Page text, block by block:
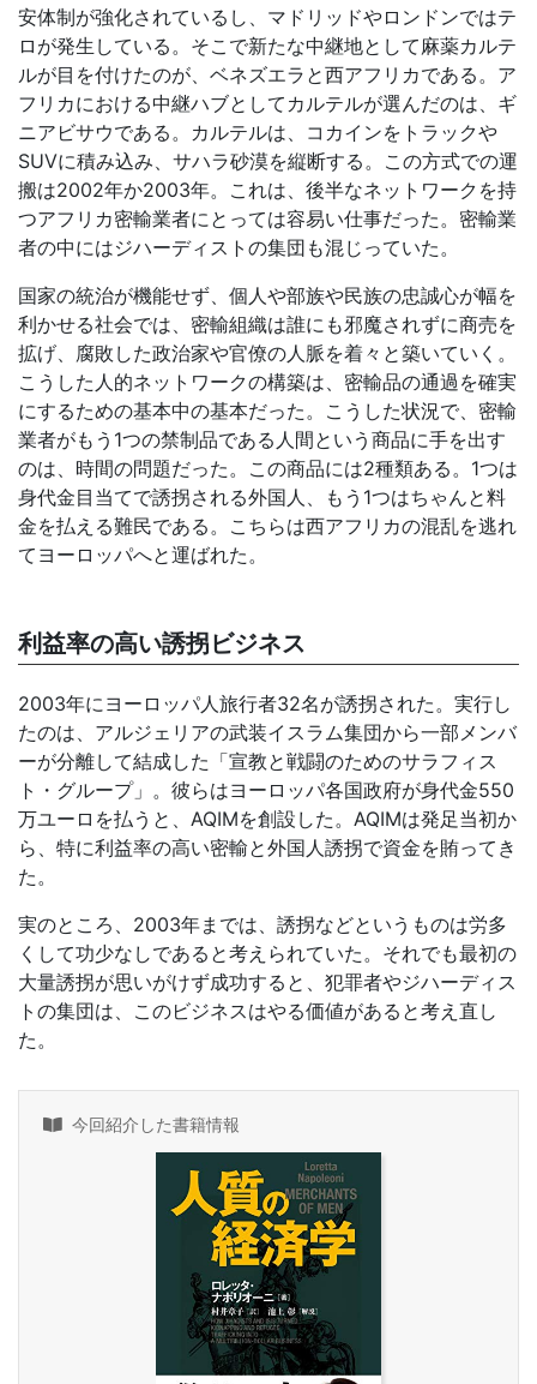
安体制が強化されているし、マドリッドやロンドンではテ
ロが発生している。そこで新たな中継地として麻薬カルテ
ルが目を付けたのが、ベネズエラと西アフリカである。ア
フリカにおける中継ハブとしてカルテルが選んだのは、ギ
ニアビサウである。カルテルは、コカインをトラックや
SUVに積み込み、サハラ砂漠を縦断する。この方式での運
搬は2002年か2003年。これは、後半なネットワークを持
つアフリカ密輸業者にとっては容易い仕事だった。密輸業
者の中にはジハーディストの集団も混じっていた。
国家の統治が機能せず、個人や部族や民族の忠誠心が幅を
利かせる社会では、密輸組織は誰にも邪魔されずに商売を
拡げ、腐敗した政治家や官僚の人脈を着々と築いていく。
こうした人的ネットワークの構築は、密輸品の通過を確実
にするための基本中の基本だった。こうした状況で、密輸
業者がもう1つの禁制品である人間という商品に手を出す
のは、時間の問題だった。この商品には2種類ある。1つは
身代金目当てで誘拐される外国人、もう1つはちゃんと料
金を払える難民である。こちらは西アフリカの混乱を逃れ
てヨーロッパへと運ばれた。
利益率の高い誘拐ビジネス
2003年にヨーロッパ人旅行者32名が誘拐された。実行し
たのは、アルジェリアの武装イスラム集団から一部メンバ
ーが分離して結成した「宣教と戦闘のためのサラフィス
ト・グループ」。彼らはヨーロッパ各国政府が身代金550
万ユーロを払うと、AQIMを創設した。AQIMは発足当初か
ら、特に利益率の高い密輸と外国人誘拐で資金を賄ってき
た。
実のところ、2003年までは、誘拐などというものは労多
くして功少なしであると考えられていた。それでも最初の
大量誘拐が思いがけず成功すると、犯罪者やジハーディス
トの集団は、このビジネスはやる価値があると考え直し
た。
今回紹介した書籍情報